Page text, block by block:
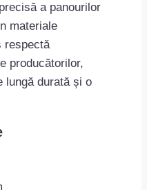
a panourilor
materiale
respectă
producătorilor,
lungă durată și o